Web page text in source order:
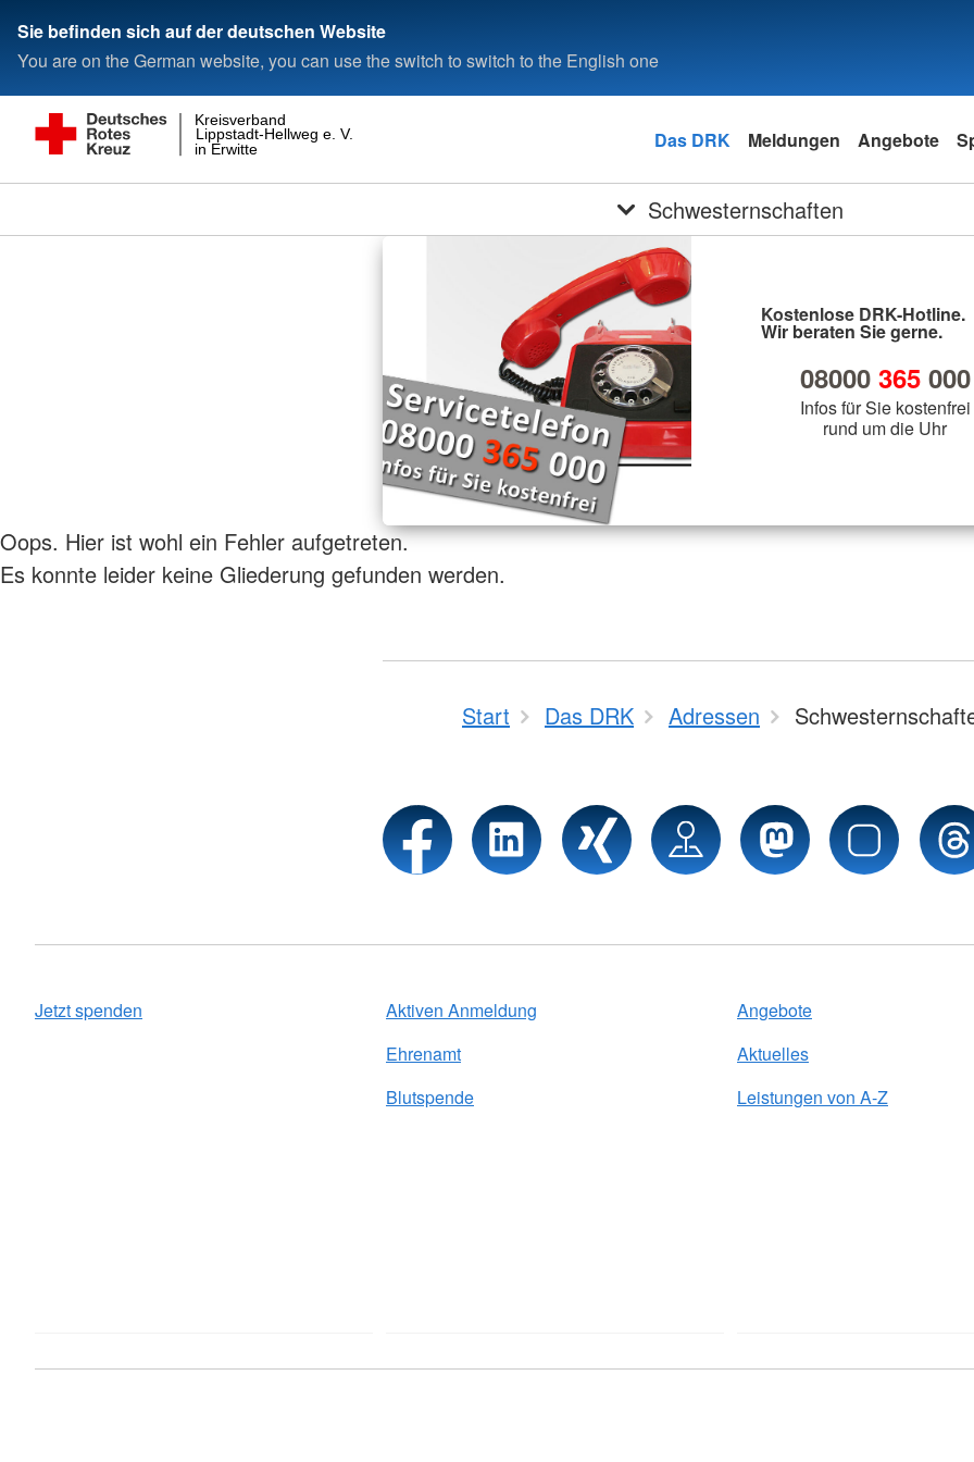
Sie befinden sich auf der deutschen Website
You are on the German website, you can use the switch to switch to the English one
in Erwitte
Lippstadt-Hellweg e. V.
Kreisverband
Das DRK Meldungen Angebote
Schwesternschaften
Kostenlose DRK-Hotline.
Wir beraten Sie gerne.
08000 365000
Infos für Sie kostenfrei
rund um die Uhr
Oops. Hier ist wohl ein Fehler aufgetreten.
Es konnte leider keine Gliederung gefunden werden.
Start Das DRK Adressen
Jetzt spenden
Aktiven Anmeldung
Ehrenamt
Blutspende
Angebote
Aktuelles
Leistungen von A-Z